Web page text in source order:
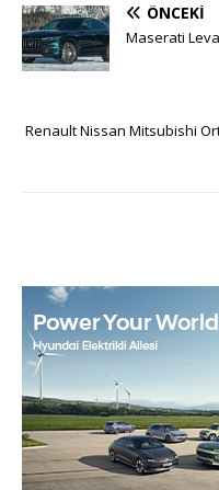
ÖNCEKI
Maserati
Renault Nissan Mitsubishi